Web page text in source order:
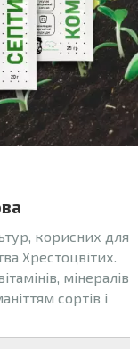
корисних для
Хрестоцвітих.
мінералів
сортів і